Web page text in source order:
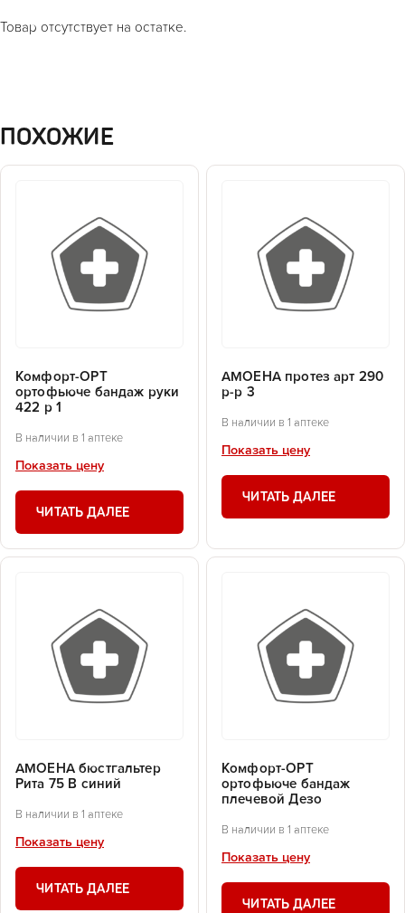
Товар отсутствует на остатке.
ПОХОЖИЕ
Комфорт-ОРТ
ортофьюче бандаж руки
422 р 1
В наличии в 1 аптеке
Показать цену
ЧИТАТЬ ДАЛЕЕ
АМОЕНА протез арт 290
р-р 3
В наличии в 1 аптеке
Показать цену
ЧИТАТЬ ДАЛЕЕ
АМОЕНА бюстгальтер
Рита 75 В синий
В наличии в 1 аптеке
Показать цену
ЧИТАТЬ ДАЛЕЕ
Комфорт-ОРТ
ортофьюче бандаж
плечевой Дезо
В наличии в 1 аптеке
Показать цену
ЧИТАТЬ ДАЛЕЕ